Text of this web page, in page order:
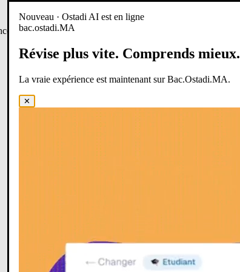
d’apprentissage est en ligne
Nouveau · Ostadi AI est en ligne
bac.ostadi.MA
Révise plus vite. Comprends mieux.
La vraie expérience est maintenant sur Bac.Ostadi.MA.
✕